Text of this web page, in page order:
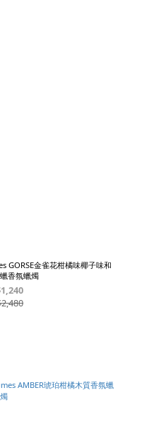
金雀花柑橘味椰子味和
香氛蠟燭